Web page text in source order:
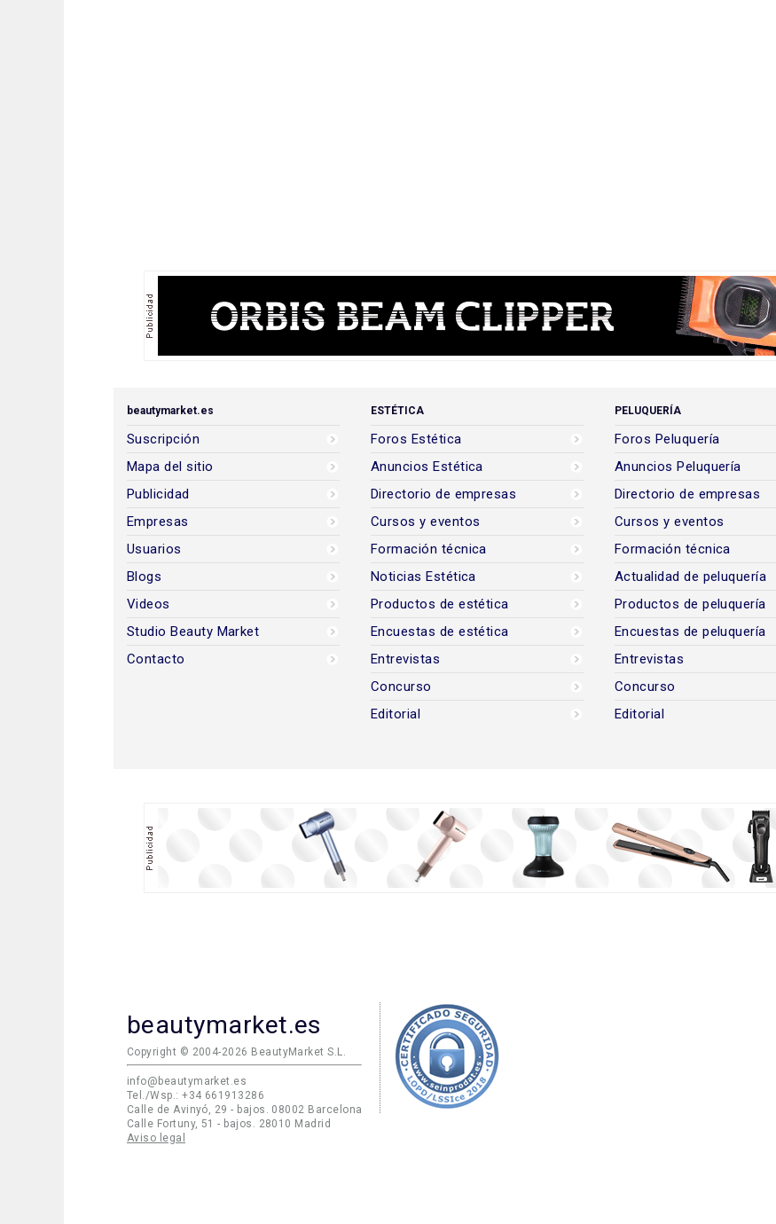
beautymarket.es
Suscripción
Mapa del sitio
Publicidad
Empresas
Usuarios
Blogs
Videos
Studio Beauty Market
Contacto
ESTÉTICA
Foros Estética
Anuncios Estética
Directorio de empresas
Cursos y eventos
Formación técnica
Noticias Estética
Productos de estética
Encuestas de estética
Entrevistas
Concurso
Editorial
PELUQUERÍA
Foros Peluquería
Anuncios Peluquería
Directorio de empresas
Cursos y eventos
Formación técnica
Actualidad de peluquería
Productos de peluquería
Encuestas de peluquería
Entrevistas
Concurso
Editorial
beautymarket.es
Copyright © 2004-2026 BeautyMarket S.L.
info@beautymarket.es
Tel./Wsp.: +34 661913286
Calle de Avinyó, 29 - bajos. 08002 Barcelona
Calle Fortuny, 51 - bajos. 28010 Madrid
Aviso legal